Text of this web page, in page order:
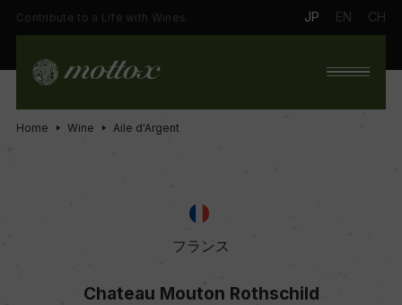
Contribute to a Life with Wines. JP EN CH
Home Wine Aile d'Argent
フランス
Chateau Mouton Rothschild